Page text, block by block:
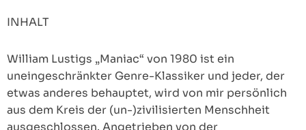
INHALT
William Lustigs „Maniac“ von 1980 ist ein
uneingeschränkter Genre-Klassiker und jeder, der
etwas anderes behauptet, wird von mir persönlich
aus dem Kreis der (un-)zivilisierten Menschheit